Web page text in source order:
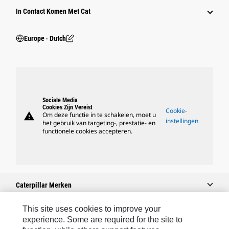
In Contact Komen Met Cat
Europe ‧ Dutch
warning
Sociale Media
Cookies Zijn Vereist
Om deze functie in te schakelen, moet u
het gebruik van targeting-, prestatie- en
functionele cookies accepteren.
Cookie-
instellingen
Caterpillar Merken
Caterpillar.com
This site uses cookies to improve your
experience. Some are required for the site to